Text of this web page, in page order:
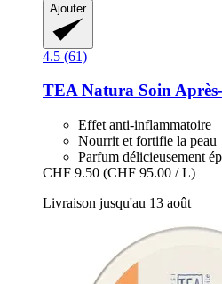
Ajouter
4.5 (61)
TEA Natura Soin
Effet anti-inflammatoire
Nourrit et fortifie la peau
Parfum délicieusement
CHF 9.50 (CHF 95.00 / L)
Livraison jusqu'au 13 août